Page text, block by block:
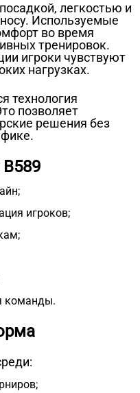
легкостью и
Используемые
во время
тренировок.
игроки чувствуют
нагрузках.
технология
позволяет
решения без
игроков;
команды.